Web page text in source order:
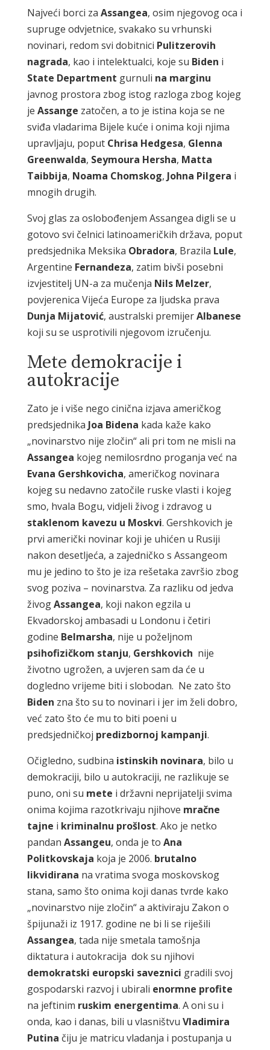
Najveći borci za Assangea, osim njegovog oca i
supruge odvjetnice, svakako su vrhunski
novinari, redom svi dobitnici Pulitzerovih
nagrada, kao i intelektualci, koje su Biden i
State Department gurnuli na marginu
javnog prostora zbog istog razloga zbog kojeg
je Assange zatočen, a to je istina koja se ne
sviđa vladarima Bijele kuće i onima koji njima
upravljaju, poput Chrisa Hedgesa, Glenna
Greenwalda, Seymoura Hersha, Matta
Taibbija, Noama Chomskog, Johna Pilgera i
mnogih drugih.
Svoj glas za oslobođenjem Assangea digli se u
gotovo svi čelnici latinoameričkih država, poput
predsjednika Meksika Obradora, Brazila Lule,
Argentine Fernandeza, zatim bivši posebni
izvjestitelj UN-a za mučenja Nils Melzer,
povjerenica Vijeća Europe za ljudska prava
Dunja Mijatović, australski premijerAlbanese
koji su se usprotivili njegovom izručenju.
Mete demokracije i
autokracije
Zato je i više nego cinična izjava američkog
predsjednika Joa Bidena kada kaže kako
„novinarstvo nije zločin“ ali pri tom ne misli na
Assangea kojeg nemilosrdno proganja već na
Evana Gershkovicha, američkog novinara
kojeg su nedavno zatočile ruske vlasti i kojeg
smo, hvala Bogu, vidjeli živog i zdravog u
staklenom kavezu u Moskvi. Gershkovich je
prvi američki novinar koji je uhićen u Rusiji
nakon desetljeća, a zajedničko s Assangeom
mu je jedino to što je iza rešetaka završio zbog
svog poziva – novinarstva. Za razliku od jedva
živogAssangea, koji nakon egzila u
Ekvadorskoj ambasadi u Londonu i četiri
godine Belmarsha, nije u poželjnom
psihofizičkom stanju, Gershkovich nije
životno ugrožen, a uvjeren sam da će u
dogledno vrijeme biti i slobodan. Ne zato što
Biden zna što su to novinari i jer im želi dobro,
već zato što će mu to biti poeni u
predsjedničkoj predizbornoj kampanji.
Očigledno, sudbina istinskih novinara, bilo u
demokraciji, bilo u autokraciji, ne razlikuje se
puno, oni su mete i državni neprijatelji svima
onima kojima razotkrivaju njihove mračne
tajne i kriminalnu prošlost. Ako je netko
pandan Assangeu, onda je to Ana
Politkovskaja koja je 2006. brutalno
likvidirana na vratima svoga moskovskog
stana, samo što onima koji danas tvrde kako
„novinarstvo nije zločin“ a aktiviraju Zakon o
špijunaži iz 1917. godine ne bi li se riješili
Assangea, tada nije smetala tamošnja
diktatura i autokracija dok su njihovi
demokratski europski saveznici gradili svoj
gospodarski razvoj i ubirali enormne profite
na jeftinim ruskim energentima. A oni su i
onda, kao i danas, bili u vlasništvu Vladimira
Putina čiju je matricu vladanja i postupanja u